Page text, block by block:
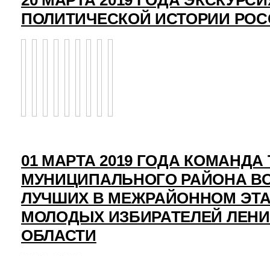
ПОЛИТИЧЕСКОЙ ИСТОРИИ
01 МАРТА 2019 ГОДА
МУНИЦИПАЛЬНОГО РАЙОНА
ЛУЧШИХ В МЕЖРАЙОННОМ
МОЛОДЫХ ИЗБИРАТЕЛЕЙ
ОБЛАСТИ